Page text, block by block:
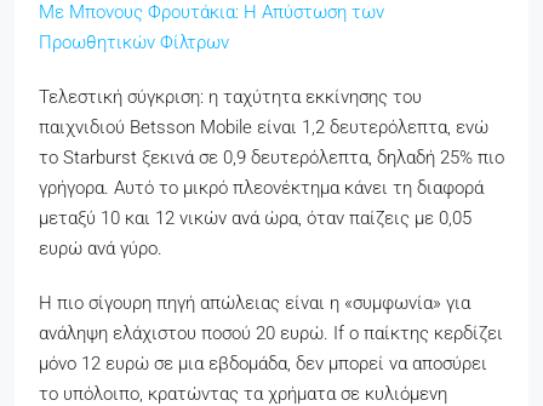
Με Μπονους Φρουτάκια: Η Απύστωση των
Προωθητικών Φίλτρων
Τελεστική σύγκριση: η ταχύτητα εκκίνησης του
παιχνιδιού Betsson Mobile είναι 1,2 δευτερόλεπτα, ενώ
το Starburst ξεκινά σε 0,9 δευτερόλεπτα, δηλαδή 25% πιο
γρήγορα. Αυτό το μικρό πλεονέκτημα κάνει τη διαφορά
μεταξύ 10 και 12 νικών ανά ώρα, όταν παίζεις με 0,05
ευρώ ανά γύρο.
Η πιο σίγουρη πηγή απώλειας είναι η «συμφωνία» για
ανάληψη ελάχιστου ποσού 20 ευρώ. If ο παίκτης κερδίζει
μόνο 12 ευρώ σε μια εβδομάδα, δεν μπορεί να αποσύρει
το υπόλοιπο, κρατώντας τα χρήματα σε κυλιόμενη